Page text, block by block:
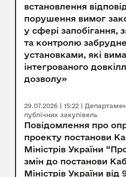
встановлення
порушення вимог
у сфері запобігання,
та контролю
установками, які
інтегрованого
дозволу»
29.07.2026 | 15:22 |
публічних закупівель
Повідомлення про
проекту постанови
Міністрів України
змін до постанови
Міністрів України від